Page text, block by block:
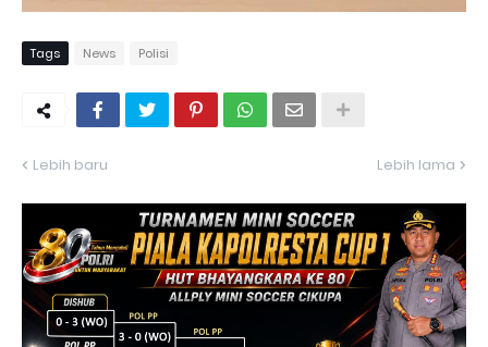
Tags News Polisi
Lebih baru Lebih lama